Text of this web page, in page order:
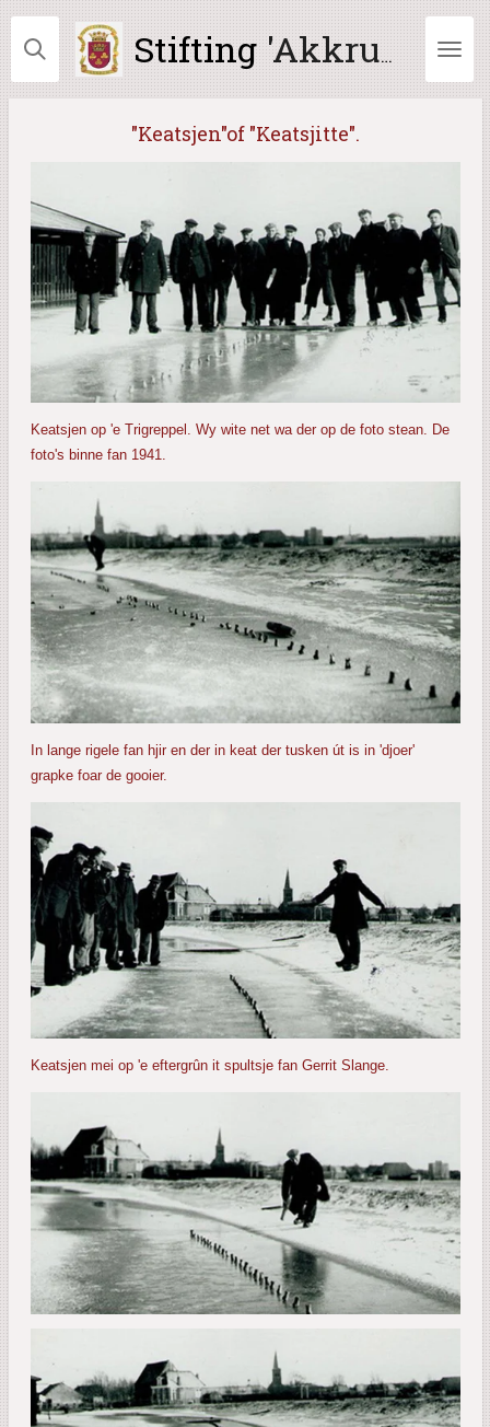
Ga
direct
naar
de
Stifting'Akkrum Ald en Nij'
"Keatsjen"of "Keatsjitte".
Keatsjen op 'e Trigreppel. Wy wite net wa der op de foto stean. De
foto's binne fan 1941.
In lange rigele fan hjir en der in keat der tusken út is in 'djoer'
grapke foar de gooier.
Keatsjen mei op 'e eftergrûn it spultsje fan Gerrit Slange.